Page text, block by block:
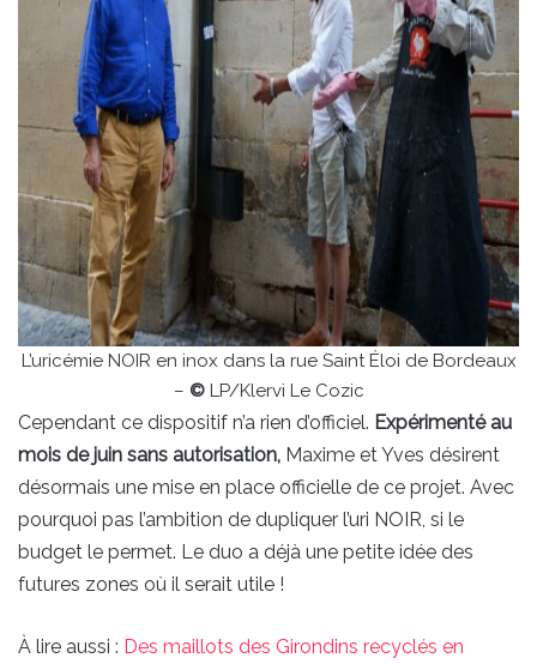
L’uricémie NOIR en inox dans la rue Saint Éloi de Bordeaux
– ©LP/Klervi Le Cozic
Cependant ce dispositif n’a rien d’officiel. Expérimenté au
mois de juin sans autorisation, Maxime et Yves désirent
désormais une mise en place officielle de ce projet. Avec
pourquoi pas l’ambition de dupliquer l’uri NOIR, si le
budget le permet. Le duo a déjà une petite idée des
futures zones où il serait utile !
À lire aussi : Des maillots des Girondins recyclés en